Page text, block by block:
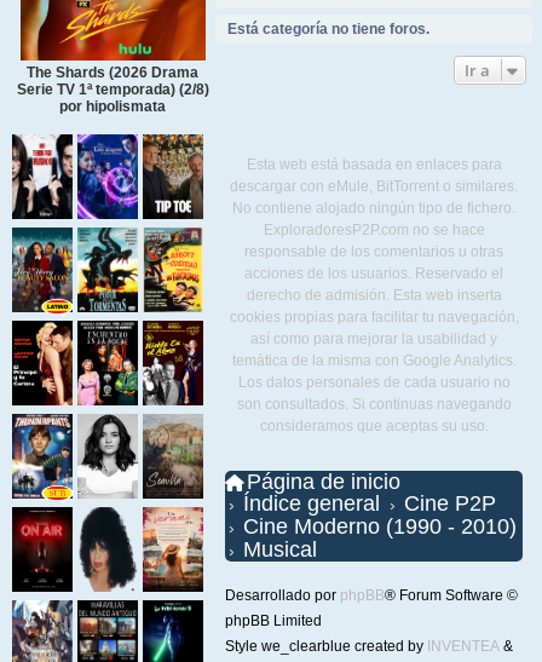
The Shards (2026 Drama
Serie TV 1ª temporada) (2/8)
por hipolismata
Está categoría no tiene foros.
Ir a
Esta web está basada en enlaces para
descargar con eMule, BitTorrent o similares.
No contiene alojado ningún tipo de fichero.
ExploradoresP2P.com no se hace
responsable de los comentarios u otras
acciones de los usuarios. Reservado el
derecho de admisión. Esta web inserta
cookies propias para facilitar tu navegación,
así como para mejorar la usabilidad y
temática de la misma con Google Analytics.
Los datos personales de cada usuario no
son consultados. Si continuas navegando
consideramos que aceptas su uso.
Página de inicio
Índice general
Cine P2P
Cine Moderno (1990 - 2010)
Musical
Desarrollado por phpBB® Forum Software ©
phpBB Limited
Style we_clearblue created by INVENTEA &